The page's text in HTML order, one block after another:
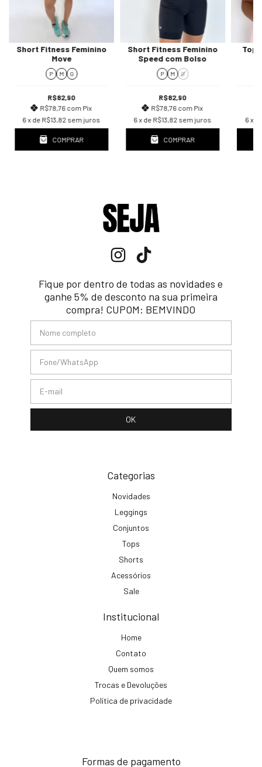
Short Fitness Feminino
Move
P M G
R$82,90
R$78,76 com Pix
6x de R$13,82 sem juros
COMPRAR
Short Fitness Feminino
Speed com Bolso
P M G
R$82,90
R$78,76 com Pix
6 x de R$13,82 sem juros
COMPRAR
Top
6 x
Fique por dentro de todas as novidades e
ganhe 5% de desconto na sua primeira
compra! CUPOM: BEMVINDO
Categorias
Novidades
Leggings
Conjuntos
Tops
Shorts
Acessórios
Sale
Institucional
Home
Contato
Quem somos
Trocas e Devoluções
Política de privacidade
Formas de pagamento